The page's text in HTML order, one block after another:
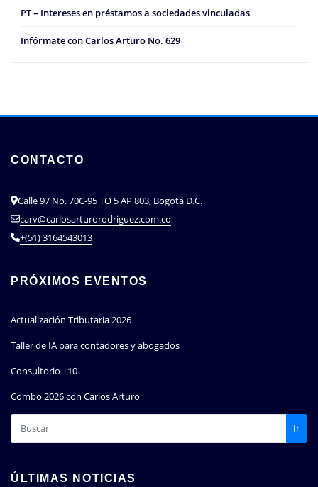
PT – Intereses en préstamos a sociedades vinculadas
Infórmate con Carlos Arturo No. 629
CONTACTO
Calle 97 No. 70C-95 TO 5 AP 803, Bogotá D.C.
carv@carlosarturorodriguez.com.co
+(51) 3164543013
PRÓXIMOS EVENTOS
Actualización Tributaria 2026
Taller de IA para contadores y abogados
Consultorio +10
Combo 2026 con Carlos Arturo
Ir
ÚLTIMAS NOTICIAS